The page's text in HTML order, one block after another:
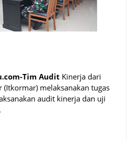
Tim Audit Kinerja dari
melaksanakan tugas
audit kinerja dan uji